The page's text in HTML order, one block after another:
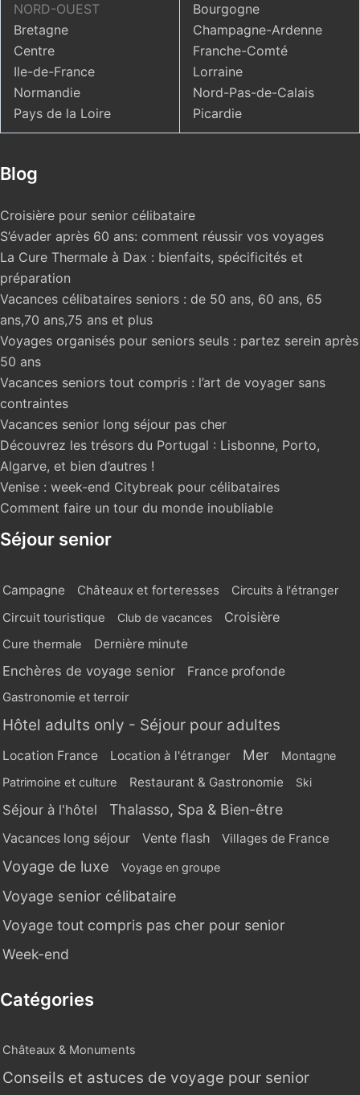
NORD-OUEST
Bretagne
Centre
Ile-de-France
Normandie
Pays de la Loire
Bourgogne
Champagne-Ardenne
Franche-Comté
Lorraine
Nord-Pas-de-Calais
Picardie
Blog
Croisière pour senior célibataire
S’évader après 60 ans: comment réussir vos voyages
La Cure Thermale à Dax : bienfaits, spécificités et
préparation
Vacances célibataires seniors : de 50 ans, 60 ans, 65
ans,70 ans,75 ans et plus
Voyages organisés pour seniors seuls : partez serein après
50 ans
Vacances seniors tout compris : l’art de voyager sans
contraintes
Vacances senior long séjour pas cher
Découvrez les trésors du Portugal : Lisbonne, Porto,
Algarve, et bien d’autres !
Venise : week-end Citybreak pour célibataires
Comment faire un tour du monde inoubliable
Séjour senior
Campagne Châteaux et forteresses
Circuits à l'étranger
Circuit touristique
Club de vacances Croisière
Cure thermale Dernière minute
Enchères de voyage senior
France profonde
Gastronomie et terroir
Hôtel adults only - Séjour pour adultes
Location France Location à l'étranger Mer Montagne
Patrimoine et culture Restaurant & Gastronomie Ski
Séjour à l'hôtel Thalasso, Spa & Bien-être
Vacances long séjour Vente flash Villages de France
Voyage de luxe Voyage en groupe
Voyage senior célibataire
Voyage tout compris pas cher pour senior
Week-end
Catégories
Châteaux & Monuments
Conseils et astuces de voyage pour senior